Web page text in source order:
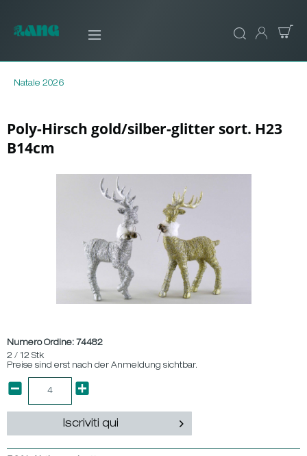
Natale 2026
Poly-Hirsch gold/silber-glitter sort. H23
B14cm
Numero Ordine: 74482
2 / 12 Stk
Preise sind erst nach der Anmeldung sichtbar.
Iscriviti qui